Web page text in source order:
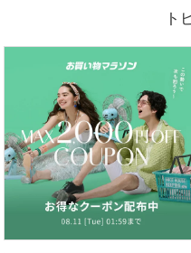
2026.06.19
定番こそアップデート！今
ト